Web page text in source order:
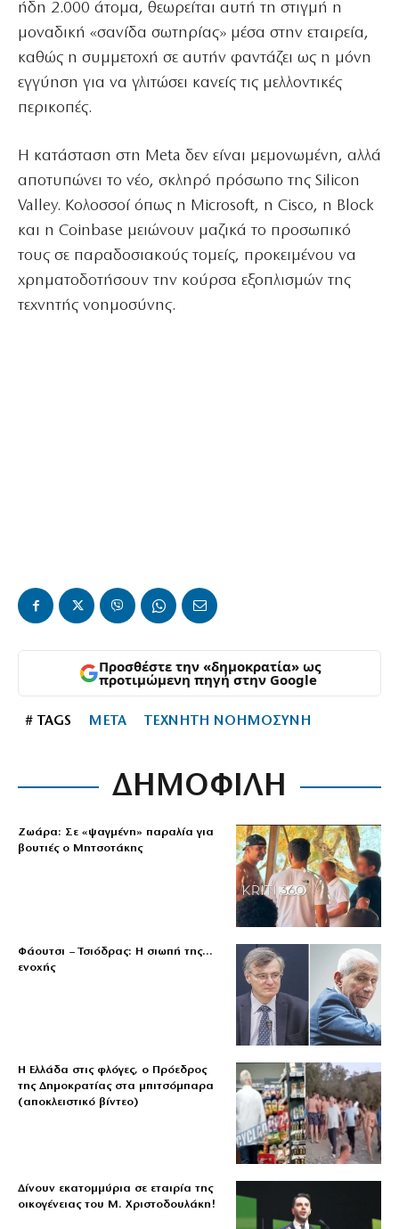
ήδη 2.000 άτομα, θεωρείται αυτή τη στιγμή η
μοναδική «σανίδα σωτηρίας» μέσα στην εταιρεία,
καθώς η συμμετοχή σε αυτήν φαντάζει ως η μόνη
εγγύηση για να γλιτώσει κανείς τις μελλοντικές
περικοπές.
Η κατάσταση στη Meta δεν είναι μεμονωμένη, αλλά
αποτυπώνει το νέο, σκληρό πρόσωπο της Silicon
Valley. Κολοσσοί όπως η Microsoft, η Cisco, η Block
και η Coinbase μειώνουν μαζικά το προσωπικό
τους σε παραδοσιακούς τομείς, προκειμένου να
χρηματοδοτήσουν την κούρσα εξοπλισμών της
τεχνητής νοημοσύνης.
Προσθέστε την «δημοκρατία» ως
προτιμώμενη πηγή στην Google
# TAGS META ΤΕΧΝΗΤΗ ΝΟΗΜΟΣΥΝΗ
ΔΗΜΟΦΙΛΗ
Ζωάρα: Σε «ψαγμένη» παραλία για
βουτιές ο Μητσοτάκης
Φάουτσι – Τσιόδρας: Η σιωπή της…
ενοχής
Η Ελλάδα στις φλόγες, ο Πρόεδρος
της Δημοκρατίας στα μπιτσόμπαρα
(αποκλειστικό βίντεο)
Δίνουν εκατομμύρια σε εταιρία της
οικογένειας του Μ. Χριστοδουλάκη!